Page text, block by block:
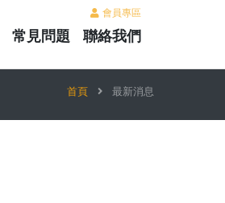
會員專區
常見問題 聯絡我們
首頁 最新消息